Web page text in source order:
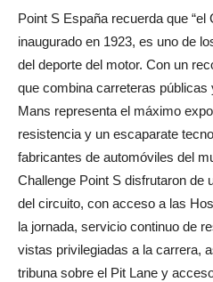
Point S España recuerda que “el
inaugurado en 1923, es uno de
del deporte del motor. Con un
que combina carreteras
Mans representa el máximo
resistencia y un escaparate
fabricantes de automóviles del
Challenge Point S disfrutaron de
del circuito, con acceso a las
la jornada, servicio continuo de
vistas privilegiadas a la carrera,
tribuna sobre el Pit Lane y